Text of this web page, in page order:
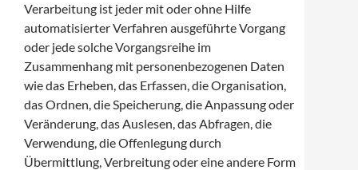
Verarbeitung ist jeder mit oder ohne Hilfe
automatisierter Verfahren ausgeführte Vorgang
oder jede solche Vorgangsreihe im
Zusammenhang mit personenbezogenen Daten
wie das Erheben, das Erfassen, die Organisation,
das Ordnen, die Speicherung, die Anpassung oder
Veränderung, das Auslesen, das Abfragen, die
Verwendung, die Offenlegung durch
Übermittlung, Verbreitung oder eine andere Form